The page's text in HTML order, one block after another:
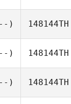
) 148144TH
) 148144TH
) 148144TH